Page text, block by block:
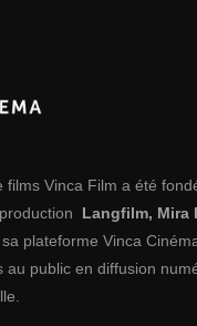
films Vinca Film a été
Langfilm, Mira
sa plateforme Vinca
au public en diffusion